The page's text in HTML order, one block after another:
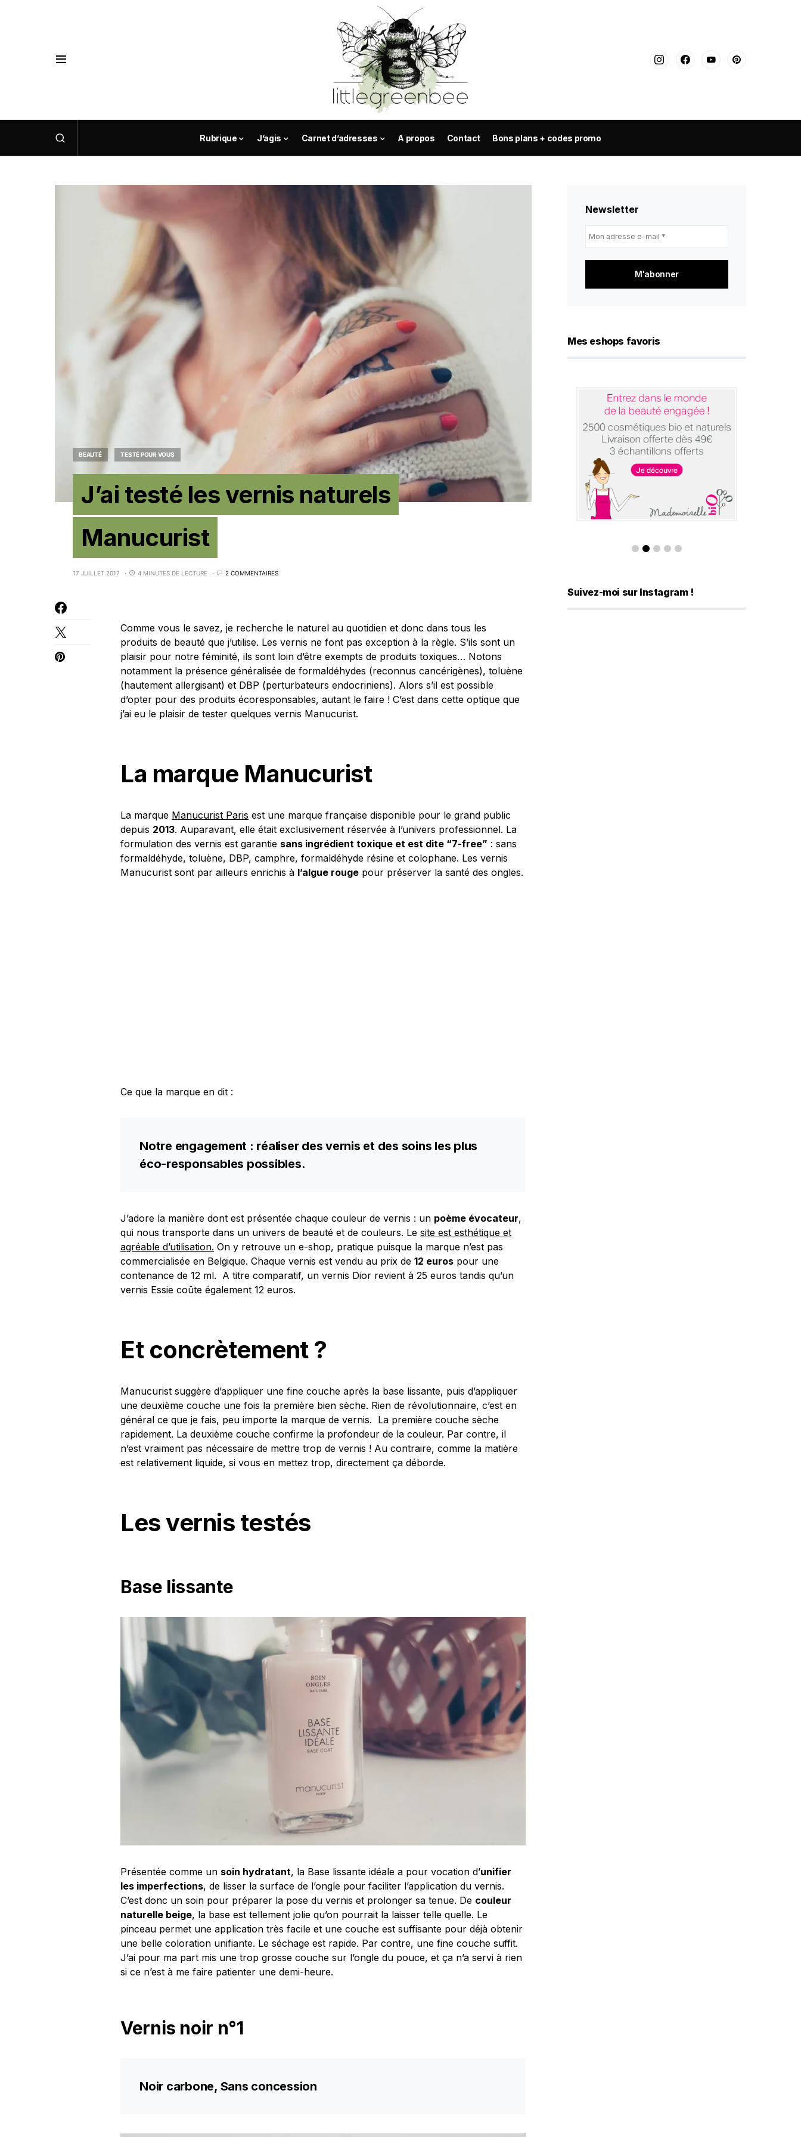
Rubrique J’agis Carnet d’adresses A propos Contact Bons plans + codes promo
BEAUTÉ TESTÉ POUR VOUS
J’ai testé les vernis naturels
Manucurist
17 JUILLET 2017 4 MINUTES DE LECTURE 2 COMMENTAIRES
Comme vous le savez, je recherche le naturel au quotidien et donc dans tous les
produits de beauté que j’utilise. Les vernis ne font pas exception à la règle. S’ils sont un
plaisir pour notre féminité, ils sont loin d’être exempts de produits toxiques… Notons
notamment la présence généralisée de formaldéhydes (reconnus cancérigènes), toluène
(hautement allergisant) et DBP (perturbateurs endocriniens). Alors s’il est possible
d’opter pour des produits écoresponsables, autant le faire ! C’est dans cette optique que
j’ai eu le plaisir de tester quelques vernis Manucurist.
La marque Manucurist
La marque Manucurist Paris est une marque française disponible pour le grand public
depuis 2013. Auparavant, elle était exclusivement réservée à l’univers professionnel. La
formulation des vernis est garantie sans ingrédient toxique et est dite “7-free” : sans
formaldéhyde, toluène, DBP, camphre, formaldéhyde résine et colophane. Les vernis
Manucurist sont par ailleurs enrichis à l’algue rouge pour préserver la santé des ongles.
Ce que la marque en dit :
Notre engagement : réaliser des vernis et des soins les plus
éco-responsables possibles.
J’adore la manière dont est présentée chaque couleur de vernis : un poème évocateur,
qui nous transporte dans un univers de beauté et de couleurs. Le site est esthétique et
agréable d’utilisation. On y retrouve un e-shop, pratique puisque la marque n’est pas
commercialisée en Belgique. Chaque vernis est vendu au prix de 12 euros pour une
contenance de 12 ml. A titre comparatif, un vernis Dior revient à 25 euros tandis qu’un
vernis Essie coûte également 12 euros.
Et concrètement ?
Manucurist suggère d’appliquer une fine couche après la base lissante, puis d’appliquer
une deuxième couche une fois la première bien sèche. Rien de révolutionnaire, c’est en
général ce que je fais, peu importe la marque de vernis. La première couche sèche
rapidement. La deuxième couche confirme la profondeur de la couleur. Par contre, il
n’est vraiment pas nécessaire de mettre trop de vernis ! Au contraire, comme la matière
est relativement liquide, si vous en mettez trop, directement ça déborde.
Les vernis testés
Base lissante
Présentée comme un soin hydratant, la Base lissante idéale a pour vocation d’unifier
les imperfections, de lisser la surface de l’ongle pour faciliter l’application du vernis.
C’est donc un soin pour préparer la pose du vernis et prolonger sa tenue. De couleur
naturelle beige, la base est tellement jolie qu’on pourrait la laisser telle quelle. Le
pinceau permet une application très facile et une couche est suffisante pour déjà obtenir
une belle coloration unifiante. Le séchage est rapide. Par contre, une fine couche suffit.
J’ai pour ma part mis une trop grosse couche sur l’ongle du pouce, et ça n’a servi à rien
si ce n’est à me faire patienter une demi-heure.
Vernis noir n°1
Noir carbone, Sans concession
Newsletter
Mes eshops favoris
Suivez-moi sur Instagram !